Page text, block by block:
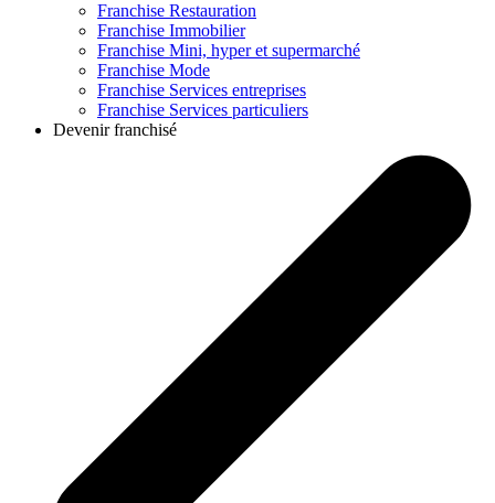
Franchise Restauration
Franchise Immobilier
Franchise Mini, hyper et supermarché
Franchise Mode
Franchise Services entreprises
Franchise Services particuliers
Devenir franchisé